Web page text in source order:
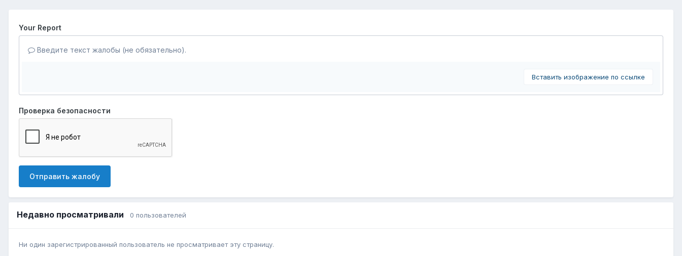
Your Report
Введите текст жалобы (не обязательно).
Вставить изображение по ссылке
Проверка безопасности
Отправить жалобу
Недавно просматривали 0 пользователей
Ни один зарегистрированный пользователь не просматривает эту страницу.